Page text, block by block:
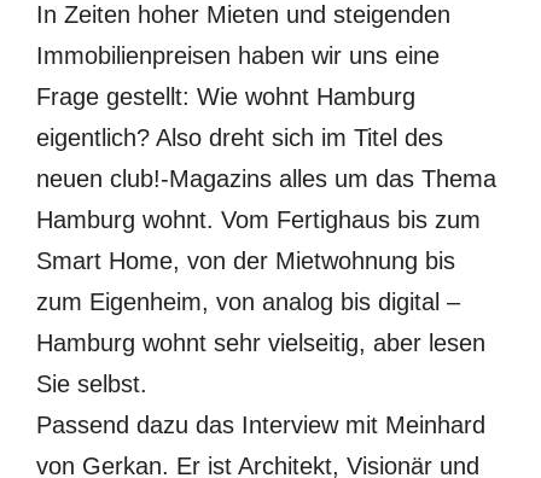
In Zeiten hoher Mieten und steigenden
Immobilienpreisen haben wir uns eine
Frage gestellt: Wie wohnt Hamburg
eigentlich? Also dreht sich im Titel des
neuen club!-Magazins alles um das Thema
Hamburg wohnt. Vom Fertighaus bis zum
Smart Home, von der Mietwohnung bis
zum Eigenheim, von analog bis digital –
Hamburg wohnt sehr vielseitig, aber lesen
Sie selbst.
Passend dazu das Interview mit Meinhard
von Gerkan. Er ist Architekt, Visionär und